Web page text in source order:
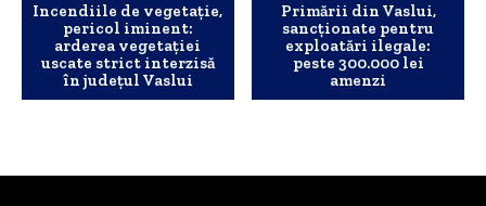
Incendiile de vegetație,
pericol iminent:
arderea vegetației
uscate strict interzisă
în județul Vaslui
Primării din Vaslui,
sancționate pentru
exploatări ilegale:
peste 300.000 lei
amenzi